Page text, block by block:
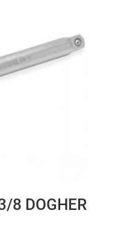
8 DOGHER